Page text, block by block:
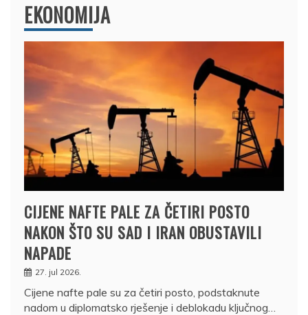
EKONOMIJA
CIJENE NAFTE PALE ZA ČETIRI POSTO
NAKON ŠTO SU SAD I IRAN OBUSTAVILI
NAPADE
27. jul 2026.
Cijene nafte pale su za četiri posto, podstaknute
nadom u diplomatsko rješenje i deblokadu ključnog…